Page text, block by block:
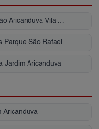
Parque São Rafael
Jardim Aricanduva
Aricanduva